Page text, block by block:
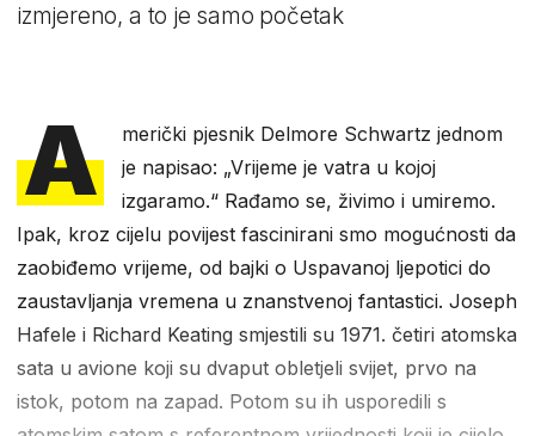
izmjereno, a to je samo početak
A
merički pjesnik Delmore Schwartz jednom
je napisao: „Vrijeme je vatra u kojoj
izgaramo.“ Rađamo se, živimo i umiremo.
Ipak, kroz cijelu povijest fascinirani smo mogućnosti da
zaobiđemo vrijeme, od bajki o Uspavanoj ljepotici do
zaustavljanja vremena u znanstvenoj fantastici. Joseph
Hafele i Richard Keating smjestili su 1971. četiri atomska
sata u avione koji su dvaput obletjeli svijet, prvo na
istok, potom na zapad. Potom su ih usporedili s